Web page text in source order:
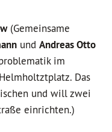
(Gemeinsame
und Andreas Otto
im
Das
und will zwei
einrichten.)